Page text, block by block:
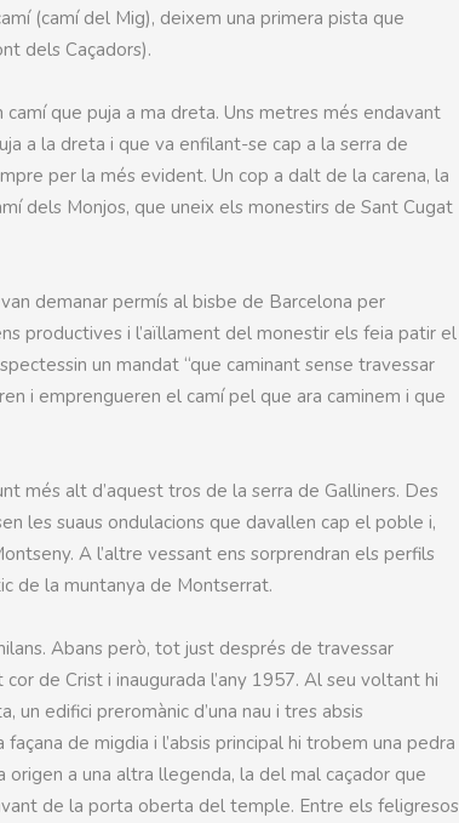
(camí del Mig), deixem una primera pista que
dels Caçadors).
que puja a ma dreta. Uns metres més endavant
a la dreta i que va enfilant-se cap a la serra de
per la més evident. Un cop a dalt de la carena, la
dels Monjos, que uneix els monestirs de Sant Cugat
demanar permís al bisbe de Barcelona per
productives i l’aïllament del monestir els feia patir el
un mandat “que caminant sense travessar
i emprengueren el camí pel que ara caminem i que
més alt d’aquest tros de la serra de Galliners. Des
les suaus ondulacions que davallen cap el poble i,
A l’altre vessant ens sorprendran els perfils
de la muntanya de Montserrat.
Abans però, tot just després de travessar
de Crist i inaugurada l’any 1957. Al seu voltant hi
un edifici preromànic d’una nau i tres absis
de migdia i l’absis principal hi trobem una pedra
a una altra llegenda, la del mal caçador que
de la porta oberta del temple. Entre els feligresos